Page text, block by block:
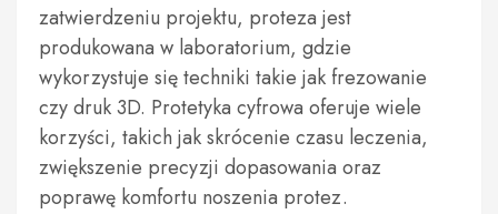
zatwierdzeniu projektu, proteza jest
produkowana w laboratorium, gdzie
wykorzystuje się techniki takie jak frezowanie
czy druk 3D. Protetyka cyfrowa oferuje wiele
korzyści, takich jak skrócenie czasu leczenia,
zwiększenie precyzji dopasowania oraz
poprawę komfortu noszenia protez.